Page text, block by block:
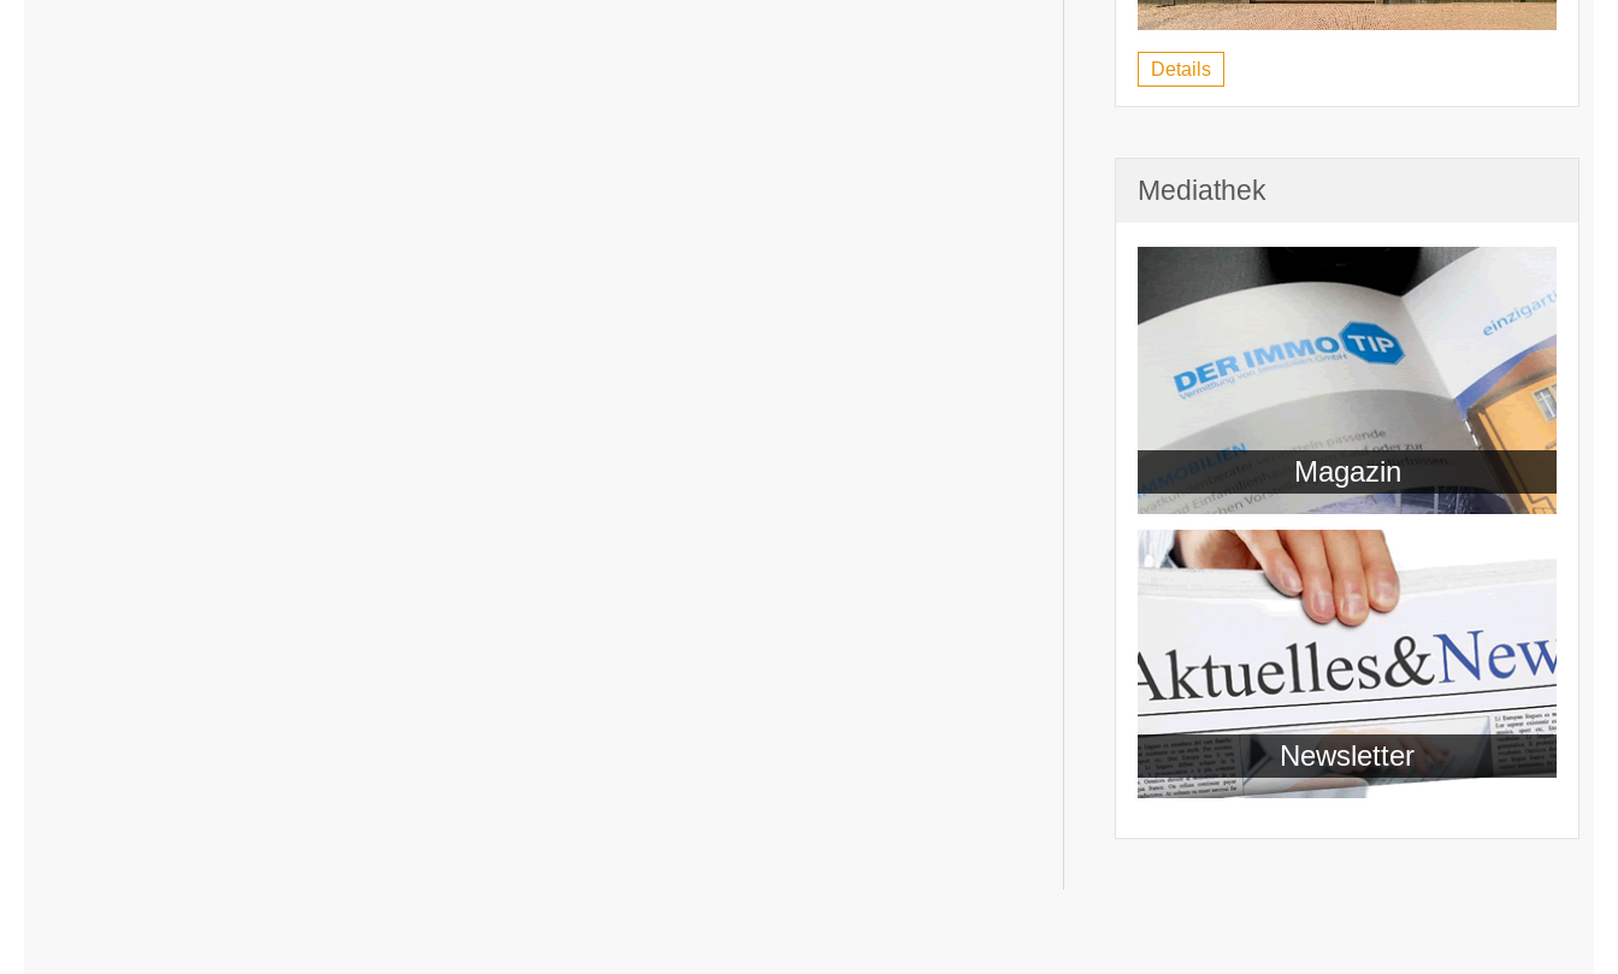
Details
Mediathek
Magazin
Newsletter